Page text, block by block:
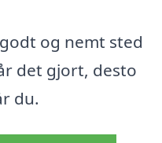
og nemt sted
det gjort, desto
du.